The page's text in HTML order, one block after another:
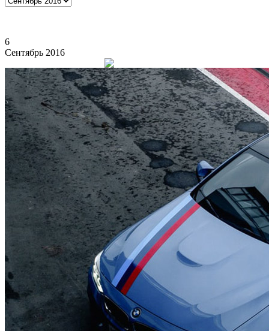
6
Сентябрь 2016